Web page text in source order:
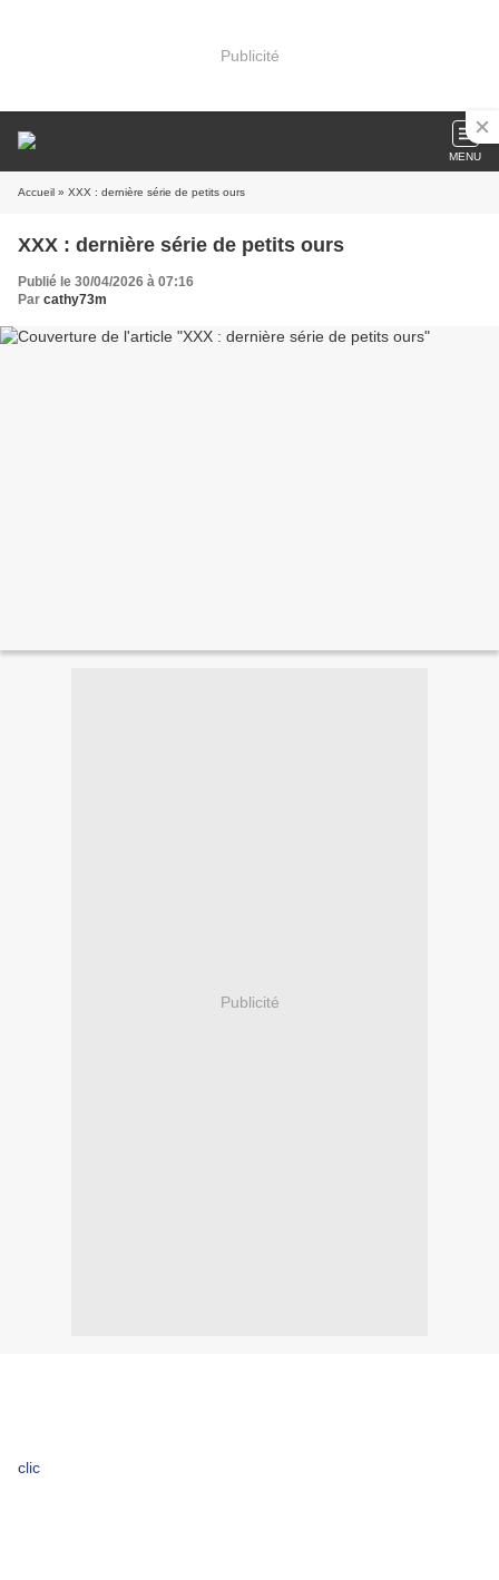
Publicité
MENU
Accueil » XXX : dernière série de petits ours
XXX : dernière série de petits ours
Publié le 30/04/2026 à 07:16
Par cathy73m
Publicité
clic